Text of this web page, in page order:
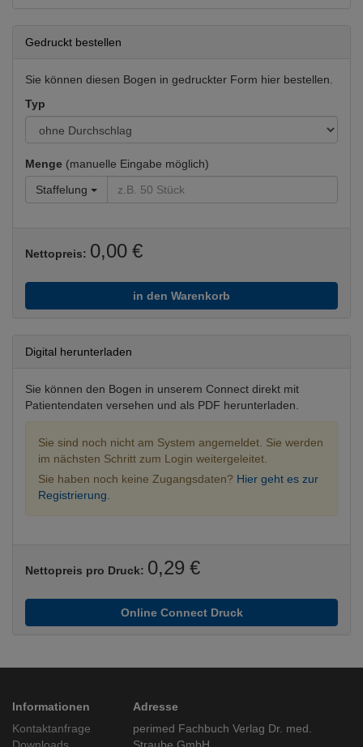
Gedruckt bestellen
Sie können diesen Bogen in gedruckter Form hier bestellen.
Typ
Menge (manuelle Eingabe möglich)
Staffelung
Nettopreis: 0,00 €
in den Warenkorb
Digital herunterladen
Sie können den Bogen in unserem Connect direkt mit
Patientendaten versehen und als PDF herunterladen.
Sie sind noch nicht am System angemeldet. Sie werden
im nächsten Schritt zum Login weitergeleitet.
Sie haben noch keine Zugangsdaten? Hier geht es zur
Registrierung.
Nettopreis pro Druck: 0,29 €
Online Connect Druck
Informationen
Kontaktanfrage
Adresse
perimed Fachbuch Verlag Dr. med.